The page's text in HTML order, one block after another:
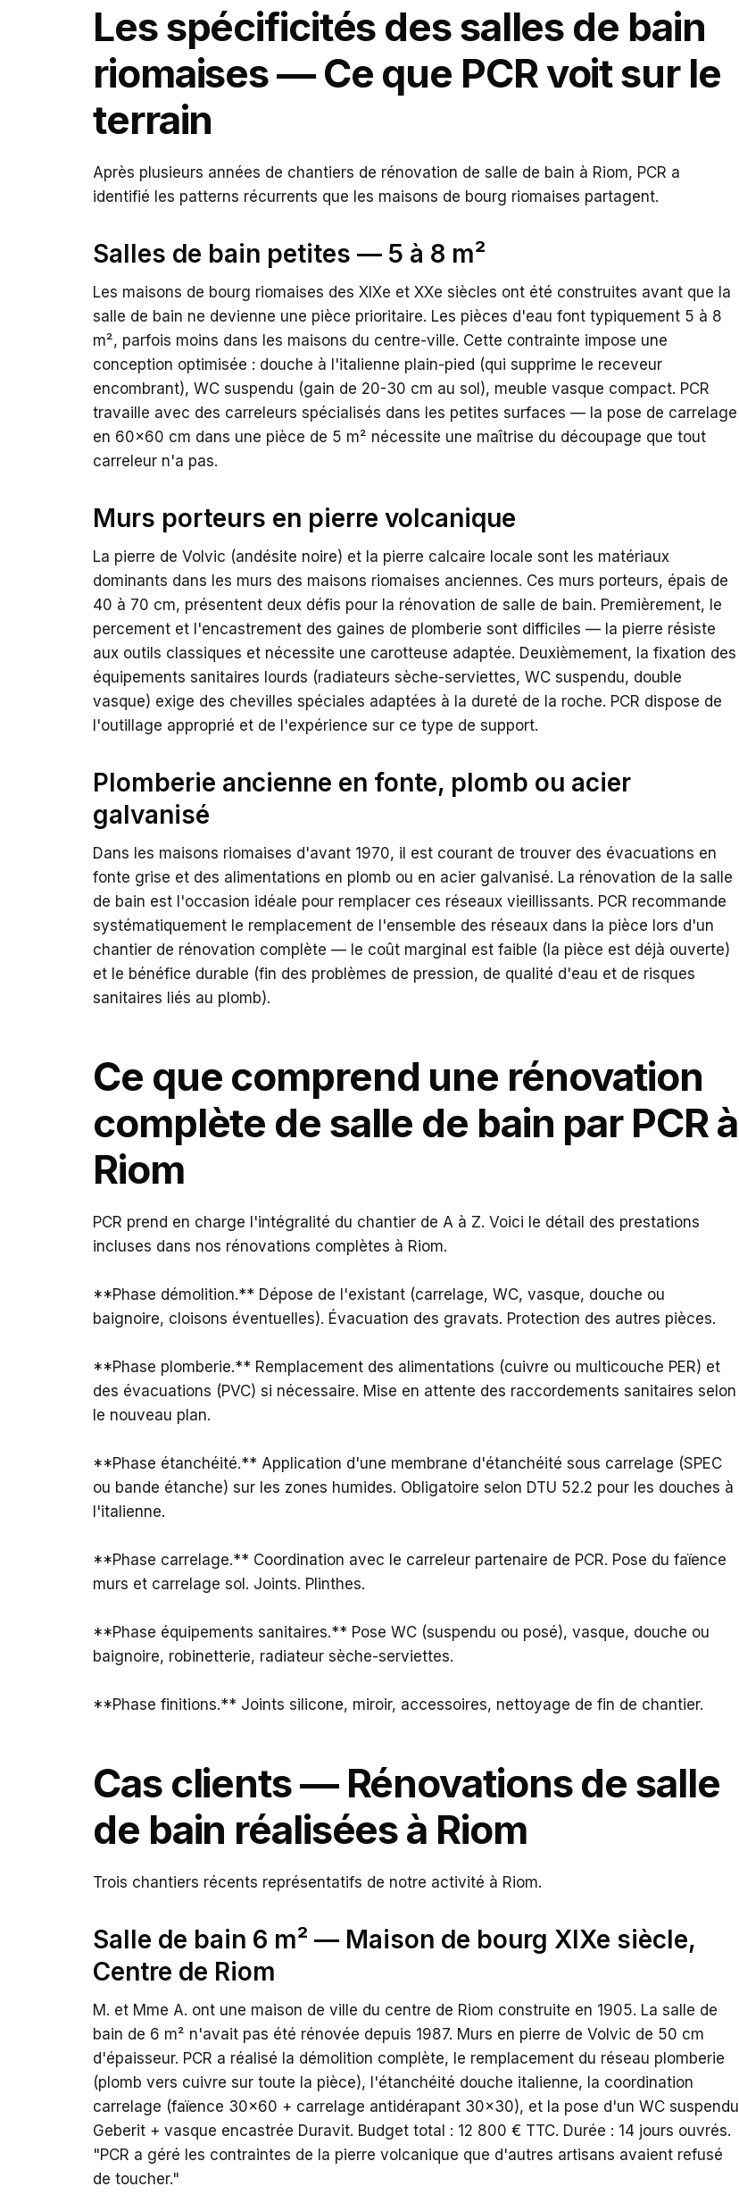
Les spécificités des salles de bain
riomaises — Ce que PCR voit sur le
terrain
Après plusieurs années de chantiers de rénovation de salle de bain à Riom, PCR a
identifié les patterns récurrents que les maisons de bourg riomaises partagent.
Salles de bain petites — 5 à 8 m²
Les maisons de bourg riomaises des XIXe et XXe siècles ont été construites avant que la
salle de bain ne devienne une pièce prioritaire. Les pièces d'eau font typiquement 5 à 8
m², parfois moins dans les maisons du centre-ville. Cette contrainte impose une
conception optimisée : douche à l'italienne plain-pied (qui supprime le receveur
encombrant), WC suspendu (gain de 20-30 cm au sol), meuble vasque compact. PCR
travaille avec des carreleurs spécialisés dans les petites surfaces — la pose de carrelage
en 60x60 cm dans une pièce de 5 m² nécessite une maîtrise du découpage que tout
carreleur n'a pas.
Murs porteurs en pierre volcanique
La pierre de Volvic (andésite noire) et la pierre calcaire locale sont les matériaux
dominants dans les murs des maisons riomaises anciennes. Ces murs porteurs, épais de
40 à 70 cm, présentent deux défis pour la rénovation de salle de bain. Premièrement, le
percement et l'encastrement des gaines de plomberie sont difficiles — la pierre résiste
aux outils classiques et nécessite une carotteuse adaptée. Deuxièmement, la fixation des
équipements sanitaires lourds (radiateurs sèche-serviettes, WC suspendu, double
vasque) exige des chevilles spéciales adaptées à la dureté de la roche. PCR dispose de
l'outillage approprié et de l'expérience sur ce type de support.
Plomberie ancienne en fonte, plomb ou acier
galvanisé
Dans les maisons riomaises d'avant 1970, il est courant de trouver des évacuations en
fonte grise et des alimentations en plomb ou en acier galvanisé. La rénovation de la salle
de bain est l'occasion idéale pour remplacer ces réseaux vieillissants. PCR recommande
systématiquement le remplacement de l'ensemble des réseaux dans la pièce lors d'un
chantier de rénovation complète — le coût marginal est faible (la pièce est déjà ouverte)
et le bénéfice durable (fin des problèmes de pression, de qualité d'eau et de risques
sanitaires liés au plomb).
Ce que comprend une rénovation
complète de salle de bain par PCR à
Riom
PCR prend en charge l'intégralité du chantier de A à Z. Voici le détail des prestations
incluses dans nos rénovations complètes à Riom.
**Phase démolition.** Dépose de l'existant (carrelage, WC, vasque, douche ou
baignoire, cloisons éventuelles). Évacuation des gravats. Protection des autres pièces.
**Phase plomberie.** Remplacement des alimentations (cuivre ou multicouche PER) et
des évacuations (PVC) si nécessaire. Mise en attente des raccordements sanitaires selon
le nouveau plan.
**Phase étanchéité.** Application d'une membrane d'étanchéité sous carrelage (SPEC
ou bande étanche) sur les zones humides. Obligatoire selon DTU 52.2 pour les douches à
l'italienne.
**Phase carrelage.** Coordination avec le carreleur partenaire de PCR. Pose du faïence
murs et carrelage sol. Joints. Plinthes.
**Phase équipements sanitaires.** Pose WC (suspendu ou posé), vasque, douche ou
baignoire, robinetterie, radiateur sèche-serviettes.
**Phase finitions.** Joints silicone, miroir, accessoires, nettoyage de fin de chantier.
Cas clients — Rénovations de salle
de bain réalisées à Riom
Trois chantiers récents représentatifs de notre activité à Riom.
Salle de bain 6 m² — Maison de bourg XIXe siècle,
Centre de Riom
M. et Mme A. ont une maison de ville du centre de Riom construite en 1905. La salle de
bain de 6 m² n'avait pas été rénovée depuis 1987. Murs en pierre de Volvic de 50 cm
d'épaisseur. PCR a réalisé la démolition complète, le remplacement du réseau plomberie
(plomb vers cuivre sur toute la pièce), l'étanchéité douche italienne, la coordination
carrelage (faïence 30x60 + carrelage antidérapant 30x30), et la pose d'un WC suspendu
Geberit + vasque encastrée Duravit. Budget total : 12 800 € TTC. Durée : 14 jours ouvrés.
"PCR a géré les contraintes de la pierre volcanique que d'autres artisans avaient refusé
de toucher."